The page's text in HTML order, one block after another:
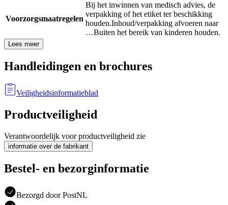
Voorzorgsmaatregelen
Bij het inwinnen van medisch advies, de
verpakking of het etiket ter beschikking
houden.Inhoud/verpakking afvoeren naar
…Buiten het bereik van kinderen houden.
Lees meer
Handleidingen en brochures
Veiligheidsinformatieblad
Productveiligheid
Verantwoordelijk voor productveiligheid zie
informatie over de fabrikant
Bestel- en bezorginformatie
Bezorgd door PostNL